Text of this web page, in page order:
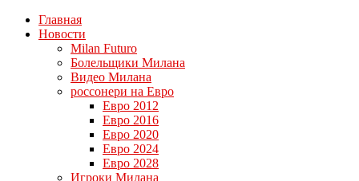
Главная
Новости
Milan Futuro
Болельщики Милана
Видео Милана
россонери на Евро
Евро 2012
Евро 2016
Евро 2020
Евро 2024
Евро 2028
Игроки Милана